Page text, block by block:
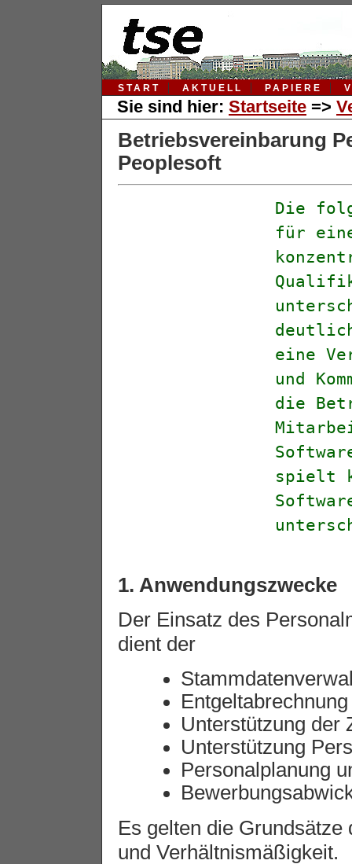
START AKTUELL PAPIERE
Sie sind hier: Startseite =>
Betriebsvereinbarung
Peoplesoft
Die
für
eine
und
die
spielt
1. Anwendungszwecke
Der Einsatz des
dient der
Entgeltabrechnung
Unterstützung der
Unterstützung
Personalplanung
Es gelten die
und Verhältnismäßigkeit.